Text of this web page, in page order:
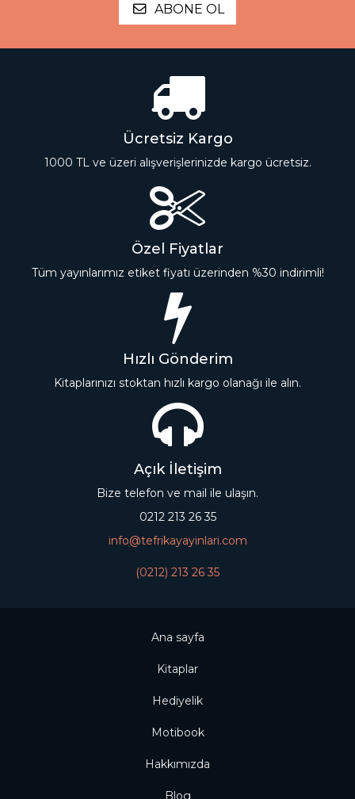
ABONE OL
Ücretsiz Kargo
1000 TL ve üzeri alışverişlerinizde kargo ücretsiz.
Özel Fiyatlar
Tüm yayınlarımız etiket fiyatı üzerinden %30 indirimli!
Hızlı Gönderim
Kitaplarınızı stoktan hızlı kargo olanağı ile alın.
Açık İletişim
Bize telefon ve mail ile ulaşın.
0212 213 26 35
info@tefrikayayinlari.com
(0212) 213 26 35
Ana sayfa
Kitaplar
Hediyelik
Motibook
Hakkımızda